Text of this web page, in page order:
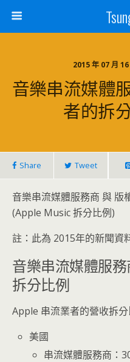
2015 年 07 月
音樂串流媒體
者的拆
Share Tweet
音樂串流媒體服務商 與 版
(Apple Music 拆分比例)
註：此為 2015年的新聞資
音樂串流媒體服
拆分比例
Apple 串流業者的營收拆分
美國
串流媒體服務商：